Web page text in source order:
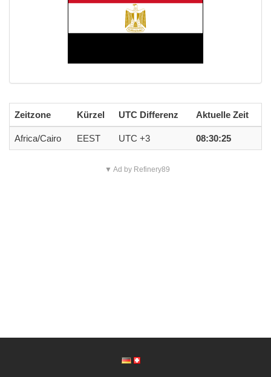
Zeitzone Kürzel UTC Differenz Aktuelle Zeit
Africa/Cairo EEST UTC +3 08:30:25
▼ Ad by Refinery89